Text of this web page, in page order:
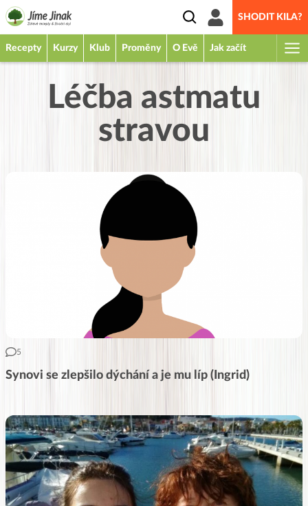
SHODIT KILA?
Recepty Kurzy Klub Proměny O Evě Jak začít
Léčba astmatu
stravou
5
Synovi se zlepšilo dýchání a je mu líp (Ingrid)